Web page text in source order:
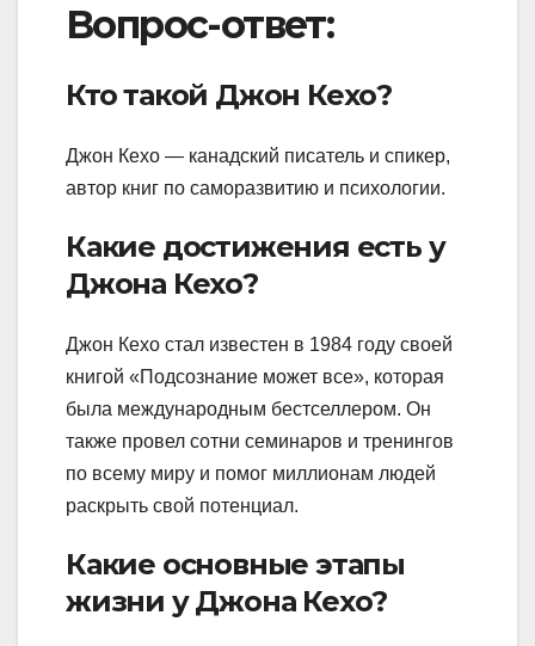
Вопрос-ответ:
Кто такой Джон Кехо?
Джон Кехо — канадский писатель и спикер,
автор книг по саморазвитию и психологии.
Какие достижения есть у
Джона Кехо?
Джон Кехо стал известен в 1984 году своей
книгой «Подсознание может все», которая
была международным бестселлером. Он
также провел сотни семинаров и тренингов
по всему миру и помог миллионам людей
раскрыть свой потенциал.
Какие основные этапы
жизни у Джона Кехо?